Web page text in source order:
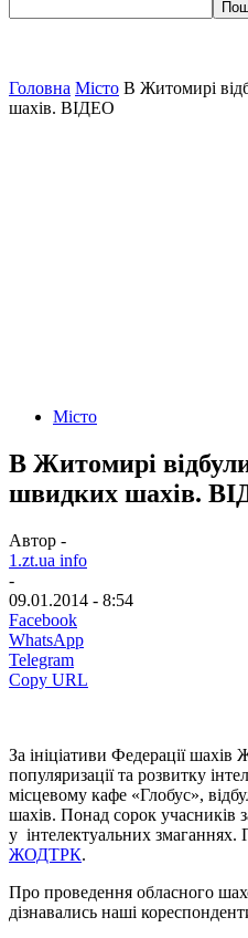
Головна Місто В Житомирі
шахів. ВІДЕО
Місто
В Житомирі
швидких шахів.
Автор -
1.zt.ua info
-
09.01.2014 - 8:54
Facebook
WhatsApp
Telegram
Copy URL
За ініціативи Федерації
популяризації та розвитку
місцевому кафе «Глобус»,
шахів. Понад сорок учасників
у інтелектуальних змаганнях.
ЖОДТРК.
Про проведення обласного
дізнавались наші